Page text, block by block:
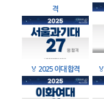
격
🏅 2025 이대 합격 🏅